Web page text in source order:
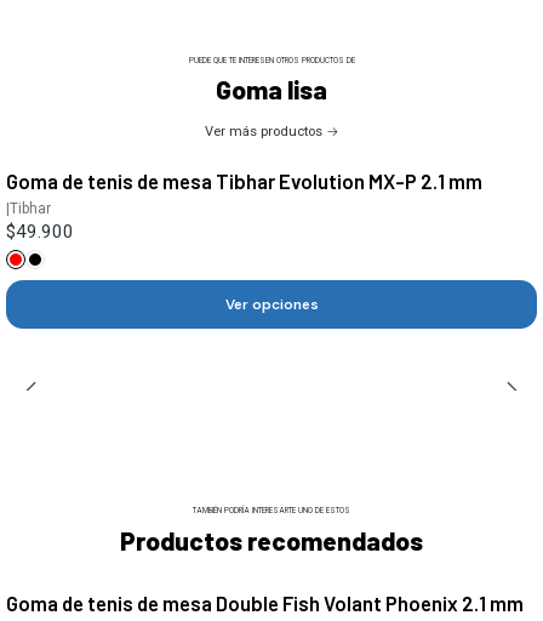
PUEDE QUE TE INTERESEN OTROS PRODUCTOS DE
Goma lisa
Ver más productos
Goma de tenis de mesa Tibhar Evolution MX-P 2.1 mm
|Tibhar
$49.900
Ver opciones
TAMBIÉN PODRÍA INTERESARTE UNO DE ESTOS
Productos recomendados
Goma de tenis de mesa Double Fish Volant Phoenix 2.1 mm